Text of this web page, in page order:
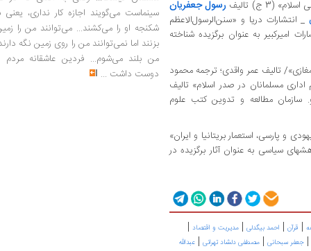
(3 ج) تالیف
رسول جعفریان
_ انتشارات دریا و «سنن‌الرسول‌الاعظم
امیرکبیر به عنوان برگزیده شناخته
تالیف عمر واقدی؛ ترجمه محمود
مسلمانان در صدر اسلام» تالیف
سازمان مطالعه و تدوین کتب علوم
و پارسی، استعمار بریتانیا و ایران»
سیاسی به عنوان آثار برگزیده در
| قرآن | احمد بیگدلی | مدیریت و اقتصاد |
| جعفر سبحانی | مصطفی دلشاد تهرانی | عبدالله
سینماست می‌گویند اجازه کار نداری، یعنی
شکنجه او را می‌کشند... می‌توانند من را
بزنند اما نمی‌توانند من را روی زمین نگه
من بلند می‌شوم... فردین عاشقانه مردم
دوست داشت ...